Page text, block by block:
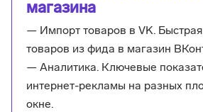
магазина
— Импорт товаров в VK. Быстрая
товаров из фида в магазин
— Аналитика. Ключевые
интернет-рекламы на разных
окне.